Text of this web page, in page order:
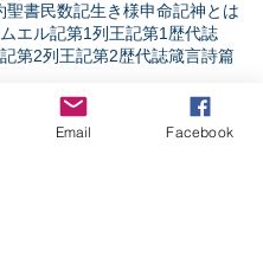
聖書民数記生き様申命記神とは
エル記第1列王記第1歴代誌
第2列王記第2歴代誌箴言詩篇
メディア
Email Facebook